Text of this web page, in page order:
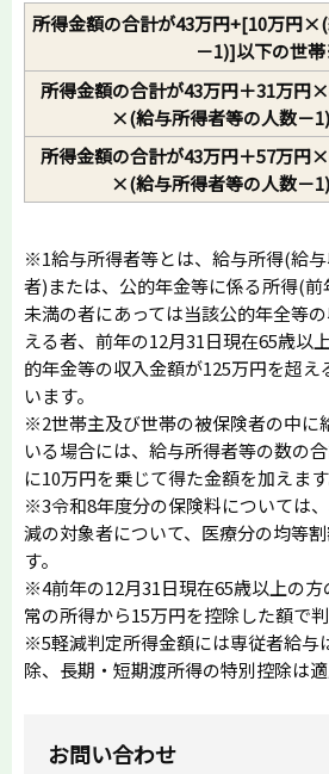
所得金額の合計が43万円+[10万円
－1)]以下の世
所得金額の合計が43万円＋31万円
×(給与所得者等の人数－
所得金額の合計が43万円＋57万円
×(給与所得者等の人数－
※1給与所得者等とは、給与所得(給
者)または、公的年金等に係る所得(
未満の者にあっては当該公的年全等
える者、前年の12月31日現在65歳以
的年金等の収入金額が125万円を超
います。
※2世帯主及び世帯の被保険者の中に
いる場合には、給与所得者等の数の
に10万円を乗じて得た金額を加えます
※3令和8年度分の保険料については
減の対象者について、医療分の均等
す。
※4前年の12月31日現在65歳以上の
常の所得から15万円を控除した額で判
※5軽減判定所得金額には専従者給与
除、長期・短期渡所得の特別控除は適
お問い合わせ